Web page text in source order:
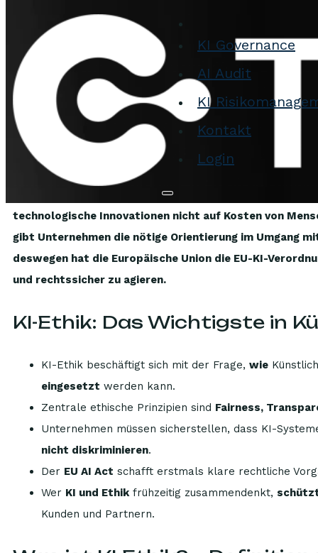
Zum Hauptinhalt springen
KI Governance
AI Audit
KI
Kontakt
Login
KI-Ethik: Warum Künstliche
Künstliche Intelligenz ist längst kein Zukunftsthema
kommunizieren und Entscheidungen treffen. Doch mit
Denn was passiert, wenn KI diskriminiert? Wenn
autonom handeln, ohne dass jemand eingreifen kann?
technologische Innovationen nicht auf Kosten von
gibt Unternehmen die nötige Orientierung im Umgang
deswegen hat die Europäische Union die EU-KI-
und rechtssicher zu agieren.
KI-Ethik: Das Wichtigste in
KI-Ethik beschäftigt sich mit der Frage, wie
eingesetzt werden kann.
Zentrale ethische Prinzipien sind Fairness,
Unternehmen müssen sicherstellen, dass KI-
nicht diskriminieren.
Der EU AI Act schafft erstmals klare rechtliche
Wer KI und Ethikfrühzeitig zusammendenkt,
Kunden und Partnern.